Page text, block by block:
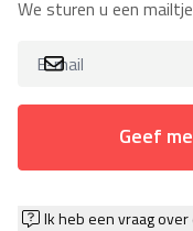
We sturen u een
Geef
Ik heb een vraag